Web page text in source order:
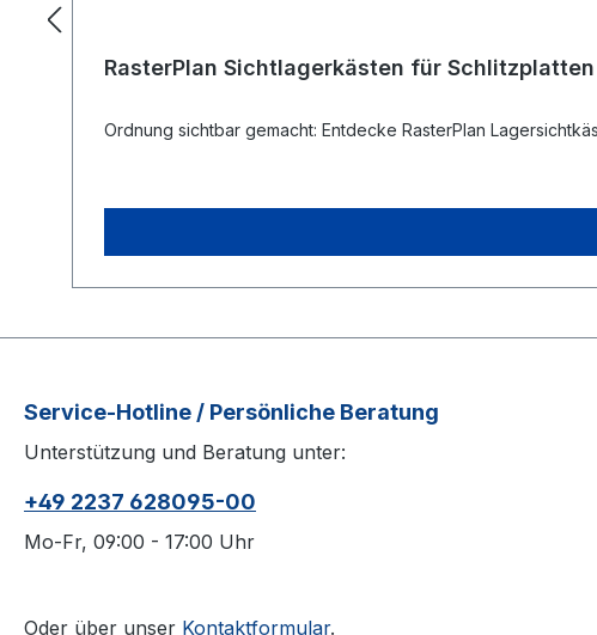
RasterPlan Sichtlagerkästen für
Ordnung sichtbar gemacht: Entdecke RasterPlan
Service-Hotline / Persönliche Beratung
Unterstützung und Beratung unter:
+49 2237 628095-00
Mo-Fr, 09:00 - 17:00 Uhr
Oder über unser Kontaktformular.